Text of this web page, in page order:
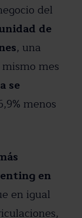
del
de
, una
mes
se
menos
en
en igual